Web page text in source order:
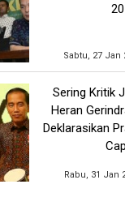
Sabtu, 27 Jan
Sering Kritik
Heran
Deklarasikan
Rabu, 31 Jan